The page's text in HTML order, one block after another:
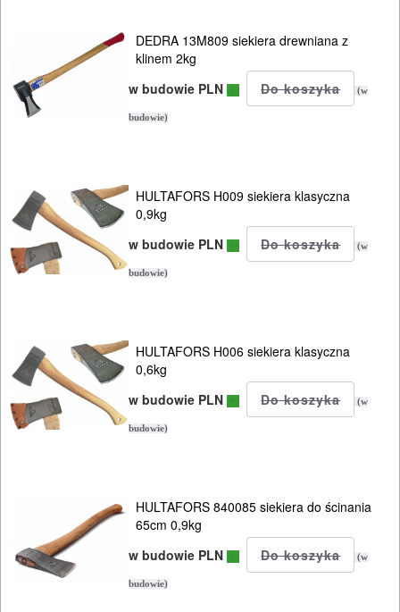
ELEKTRONARZĘDZIA
SIECIOWE
OSPRZĘT
I
AKCESORIA
DEDRA 13M809 siekiera drewniana z
klinem 2kg
w budowie PLN
(w
budowie)
HULTAFORS H009 siekiera klasyczna
0,9kg
w budowie PLN
(w
budowie)
HULTAFORS H006 siekiera klasyczna
0,6kg
w budowie PLN
(w
budowie)
HULTAFORS 840085 siekiera do ścinania
65cm 0,9kg
w budowie PLN
(w
budowie)